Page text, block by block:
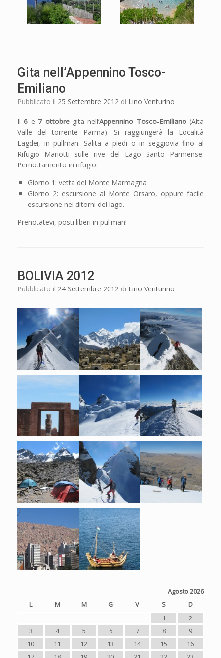
Gita nell’Appennino Tosco-
Emiliano
Pubblicato il 25 Settembre 2012 di Lino Venturino
Il6 e 7 ottobregita nell’Appennino Tosco-Emiliano(Alta
Valle del torrente Parma). Si raggiungerà la Località
Lagdei, in pullman. Salita a piedi o in seggiovia fino al
Rifugio Mariotti sulle rive del Lago Santo Parmense.
Pernottamento in rifugio.
Giorno 1: vetta del Monte Marmagna;
Giorno 2: escursione al Monte Orsaro, oppure facile
escursione nei ditorni del lago.
Prenotatevi, posti liberi in pullman!
BOLIVIA 2012
Pubblicato il 24 Settembre 2012 di Lino Venturino
Agosto 2026
L
M M G V S
D
1
2
3
4 5 6 7 8
9
10
11 12 13 14 15
16